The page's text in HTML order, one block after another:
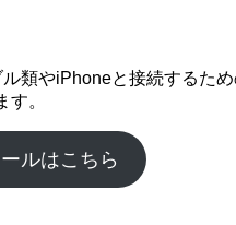
類やiPhoneと接続するた
。
ルはこちら